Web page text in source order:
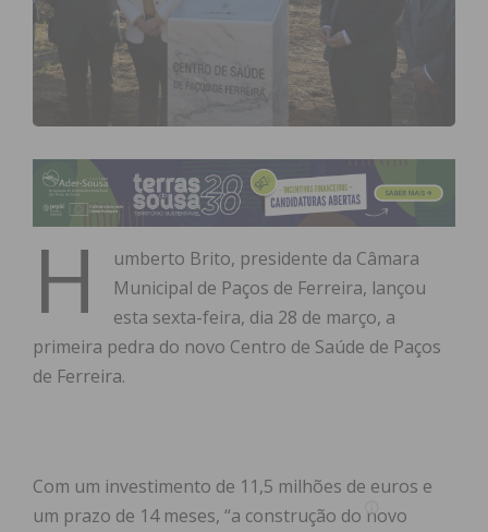
H
umberto Brito, presidente da Câmara
Municipal de Paços de Ferreira, lançou
esta sexta-feira, dia 28 de março, a
primeira pedra do novo Centro de Saúde de Paços
de Ferreira.
Com um investimento de 11,5 milhões de euros e
um prazo de 14 meses, “a construção do novo